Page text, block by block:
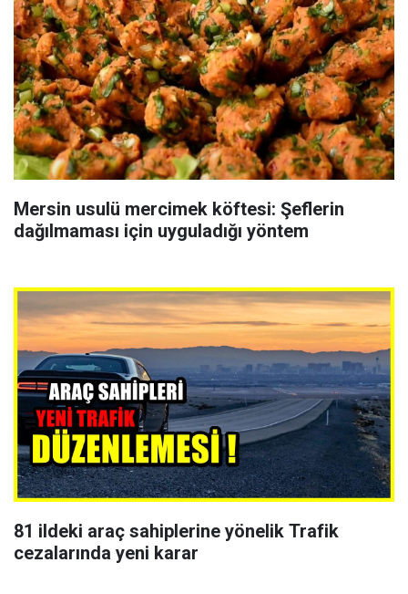
Mersin usulü mercimek köftesi: Şeflerin
dağılmaması için uyguladığı yöntem
81 ildeki araç sahiplerine yönelik Trafik
cezalarında yeni karar